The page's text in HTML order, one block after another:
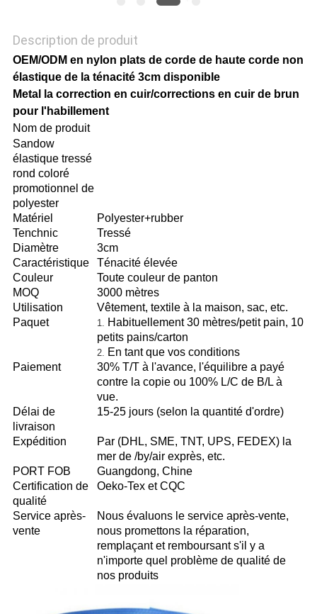
CONFIDENTIALITÉ
Description de produit
OEM/ODM en nylon plats de corde de haute corde non
élastique de la ténacité 3cm disponible
Metal la correction en cuir/corrections en cuir de brun
pour l'habillement
Nom de produit
Sandow
élastique tressé
rond coloré
promotionnel de
polyester
Matériel
Polyester+rubber
Tenchnic
Tressé
Diamètre
3cm
Caractéristique
Ténacité élevée
Couleur
Toute couleur de panton
MOQ
3000 mètres
Utilisation
Vêtement, textile à la maison, sac, etc.
Paquet
1. Habituellement 30 mètres/petit pain, 10
petits pains/carton
2. En tant que vos conditions
Paiement
30% T/T à l'avance, l'équilibre a payé
contre la copie ou 100% L/C de B/L à
vue.
Délai de
livraison
15-25 jours (selon la quantité d'ordre)
Expédition
Par (DHL, SME, TNT, UPS, FEDEX) la
mer de /by/air exprès, etc.
PORT FOB
Guangdong, Chine
Certification de
qualité
Oeko-Tex et CQC
Service après-
vente
Nous évaluons le service après-vente,
nous promettons la réparation,
remplaçant et remboursant s'il y a
n'importe quel problème de qualité de
nos produits